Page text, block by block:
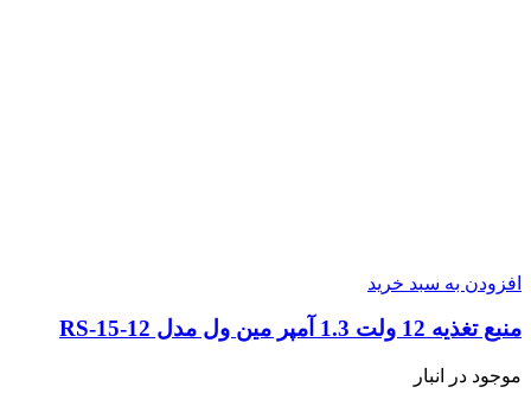
افزودن به سبد خرید
منبع تغذیه 12 ولت 1.3 آمپر مین ول مدل RS-15-12
موجود در انبار